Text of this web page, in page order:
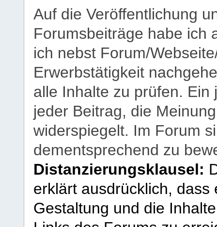
Auf die Veröffentlichung
Forumsbeiträge habe ich
ich nebst Forum/
Erwerbstätigkeit
alle Inhalte zu prüfen.
jeder Beitrag, die
widerspiegelt. Im Forum
dementsprechend zu
Distanzierungsklausel:
erklärt ausdrücklich,
Gestaltung und die